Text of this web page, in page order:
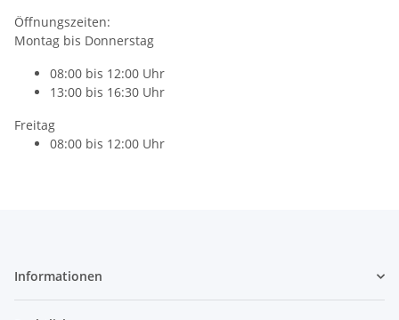
Öffnungszeiten:
Montag bis Donnerstag
08:00 bis 12:00 Uhr
13:00 bis 16:30 Uhr
Freitag
08:00 bis 12:00 Uhr
Informationen